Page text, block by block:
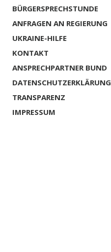
BÜRGERSPRECHSTUNDE
ANFRAGEN AN REGIERUNG
UKRAINE-HILFE
KONTAKT
ANSPRECHPARTNER BUND
DATENSCHUTZERKLÄRUNG
TRANSPARENZ
IMPRESSUM